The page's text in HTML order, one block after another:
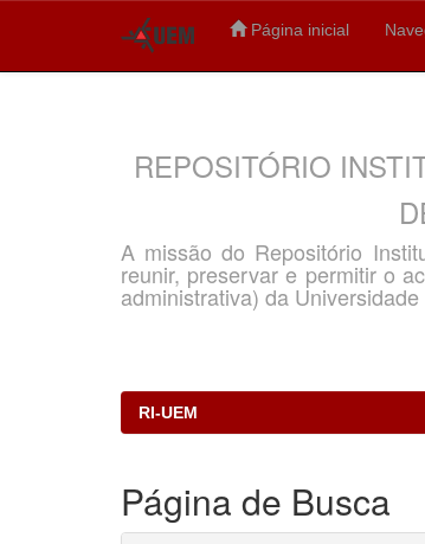
Página inicial
REPOSITÓRIO
A missão do Repositório
reunir, preservar e permitir o
administrativa) da
RI-UEM
Página de Busca